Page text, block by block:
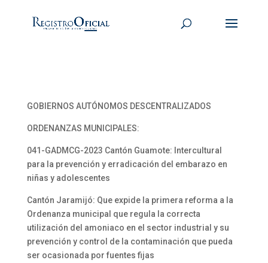
GOBIERNOS AUTÓNOMOS DESCENTRALIZADOS
ORDENANZAS MUNICIPALES:
041-GADMCG-2023 Cantón Guamote: Intercultural
para la prevención y erradicación del embarazo en
niñas y adolescentes
Cantón Jaramijó: Que expide la primera reforma a la
Ordenanza municipal que regula la correcta
utilización del amoniaco en el sector industrial y su
prevención y control de la contaminación que pueda
ser ocasionada por fuentes fijas